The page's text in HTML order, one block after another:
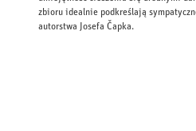
zbioru idealnie podkreślają
autorstwa Josefa Čapka.